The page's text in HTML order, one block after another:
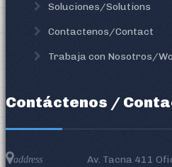
Soluciones/Solutions
Contactenos/Contact
Trabaja con Nosotros/
Contáctenos /
address Av. Tacna 411